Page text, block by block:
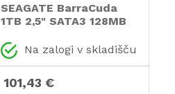
SEAGATE BarraCuda
1TB 2,5" SATA3 128MB
ST1000LM048 trdi disk
Na zalogi v skladišču
101,43 €